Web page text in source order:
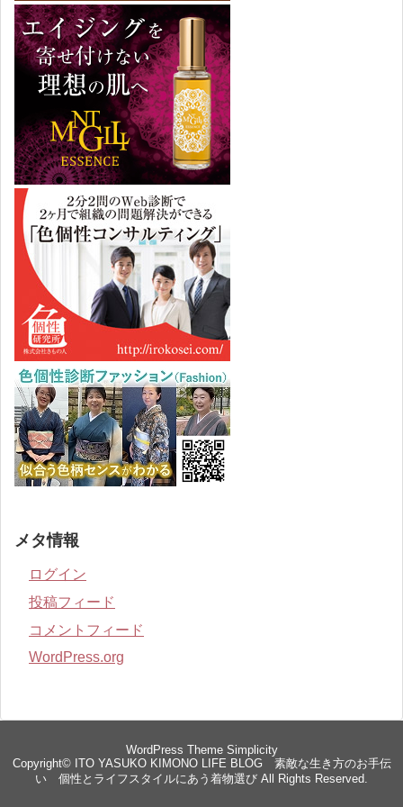
メタ情報
ログイン
投稿フィード
コメントフィード
WordPress.org
WordPress Theme Simplicity
Copyright© ITO YASUKO KIMONO LIFE BLOG 素敵な生き方のお手伝
い 個性とライフスタイルにあう着物選び All Rights Reserved.